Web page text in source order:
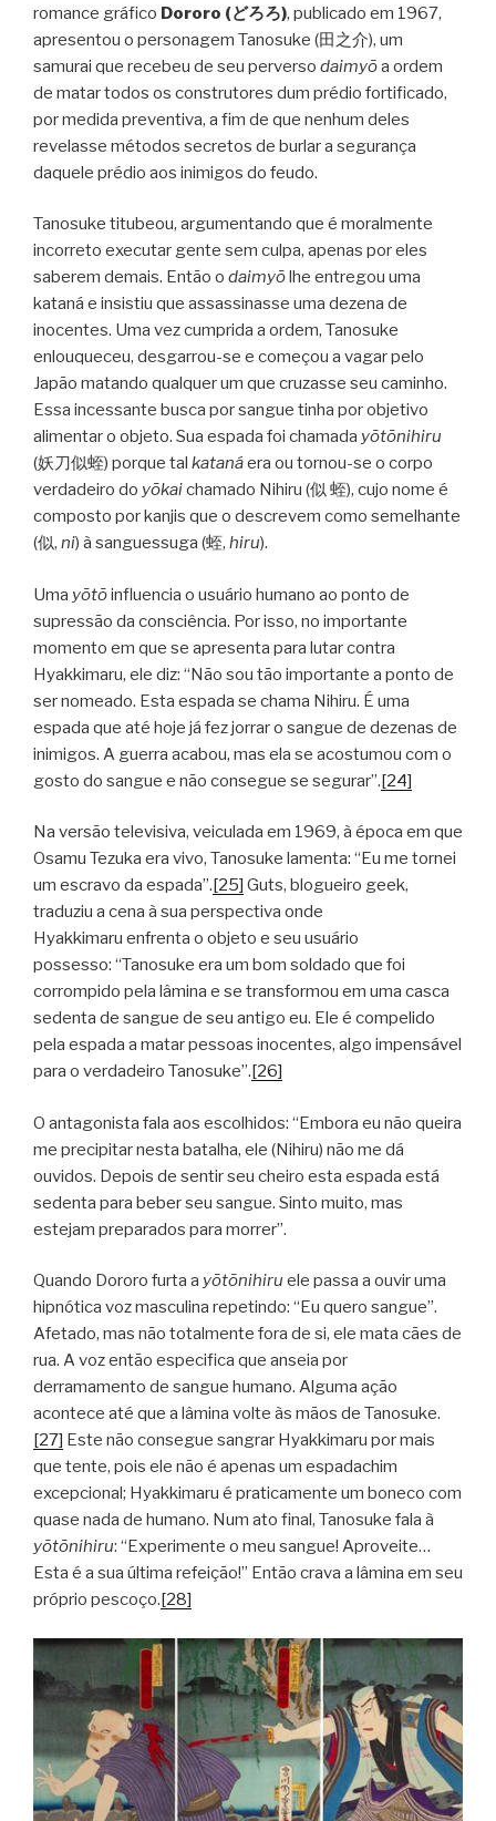
romance gráfico Dororo (どろろ), publicado em 1967,
apresentou o personagem Tanosuke (田之介), um
samurai que recebeu de seu perverso daimyōa ordem
de matar todos os construtores dum prédio fortificado,
por medida preventiva, a fim de que nenhum deles
revelasse métodos secretos de burlar a segurança
daquele prédio aos inimigos do feudo.
Tanosuke titubeou, argumentando que é moralmente
incorreto executar gente sem culpa, apenas por eles
saberem demais. Então o daimyō lhe entregou uma
kataná e insistiu que assassinasse uma dezena de
inocentes. Uma vez cumprida a ordem, Tanosuke
enlouqueceu, desgarrou-se e começou a vagar pelo
Japão matando qualquer um que cruzasse seu caminho.
Essa incessante busca por sangue tinha por objetivo
alimentar o objeto. Sua espada foi chamada yōtōnihiru
(妖刀似蛭) porque tal katanáera ou tornou-se o corpo
verdadeiro do yōkaichamado Nihiru (似 蛭), cujo nome é
composto por kanjis que o descrevem como semelhante
(似, ni) à sanguessuga (蛭, hiru).
Uma yōtōinfluencia o usuário humano ao ponto de
supressão da consciência. Por isso, no importante
momento em que se apresenta para lutar contra
Hyakkimaru, ele diz: “Não sou tão importante a ponto de
ser nomeado. Esta espada se chama Nihiru. É uma
espada que até hoje já fez jorrar o sangue de dezenas de
inimigos. A guerra acabou, mas ela se acostumou com o
gosto do sangue e não consegue se segurar”.[24]
Na versão televisiva, veiculada em 1969, à época em que
Osamu Tezuka era vivo, Tanosuke lamenta: “Eu me tornei
um escravo da espada”. [25] Guts, blogueiro geek,
traduziu a cena à sua perspectiva onde
Hyakkimaru enfrenta o objeto e seu usuário
possesso: “Tanosuke era um bom soldado que foi
corrompido pela lâmina e se transformou em uma casca
sedenta de sangue de seu antigo eu. Ele é compelido
pela espada a matar pessoas inocentes, algo impensável
para o verdadeiro Tanosuke”. [26]
O antagonista fala aos escolhidos: “Embora eu não queira
me precipitar nesta batalha, ele (Nihiru) não me dá
ouvidos. Depois de sentir seu cheiro esta espada está
sedenta para beber seu sangue. Sinto muito, mas
estejam preparados para morrer”.
Quando Dororo furta a yōtōnihiru ele passa a ouvir uma
hipnótica voz masculina repetindo: “Eu quero sangue”.
Afetado, mas não totalmente fora de si, ele mata cães de
rua. A voz então especifica que anseia por
derramamento de sangue humano. Alguma ação
acontece até que a lâmina volte às mãos de Tanosuke.
[27] Este não consegue sangrar Hyakkimaru por mais
que tente, pois ele não é apenas um espadachim
excepcional; Hyakkimaru é praticamente um boneco com
quase nada de humano. Num ato final, Tanosuke fala à
yōtōnihiru: “Experimente o meu sangue! Aproveite…
Esta é a sua última refeição!” Então crava a lâmina em seu
próprio pescoço. [28]